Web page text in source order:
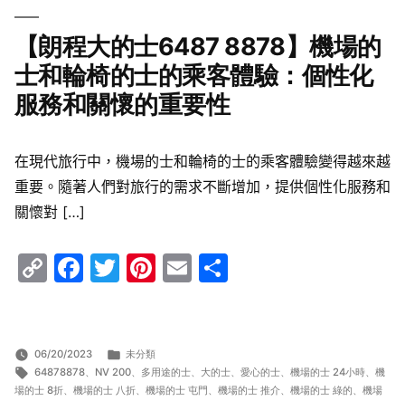
【朗程大的士6487 8878】機場的
士和輪椅的士的乘客體驗：個性化
服務和關懷的重要性
在現代旅行中，機場的士和輪椅的士的乘客體驗變得越來越
重要。隨著人們對旅行的需求不斷增加，提供個性化服務和
關懷對 […]
CopyFacebook
Twitter
Pinterest
Email
06/20/2023
分
類:
未分類
標
籤:
64878878、 NV 200、 多用途的士、 大的士、 愛心的士、 機場的士 24小時、 機
場的士 8折、 機場的士 八折、 機場的士 屯門、 機場的士 推介、 機場的士 綠的、 機場